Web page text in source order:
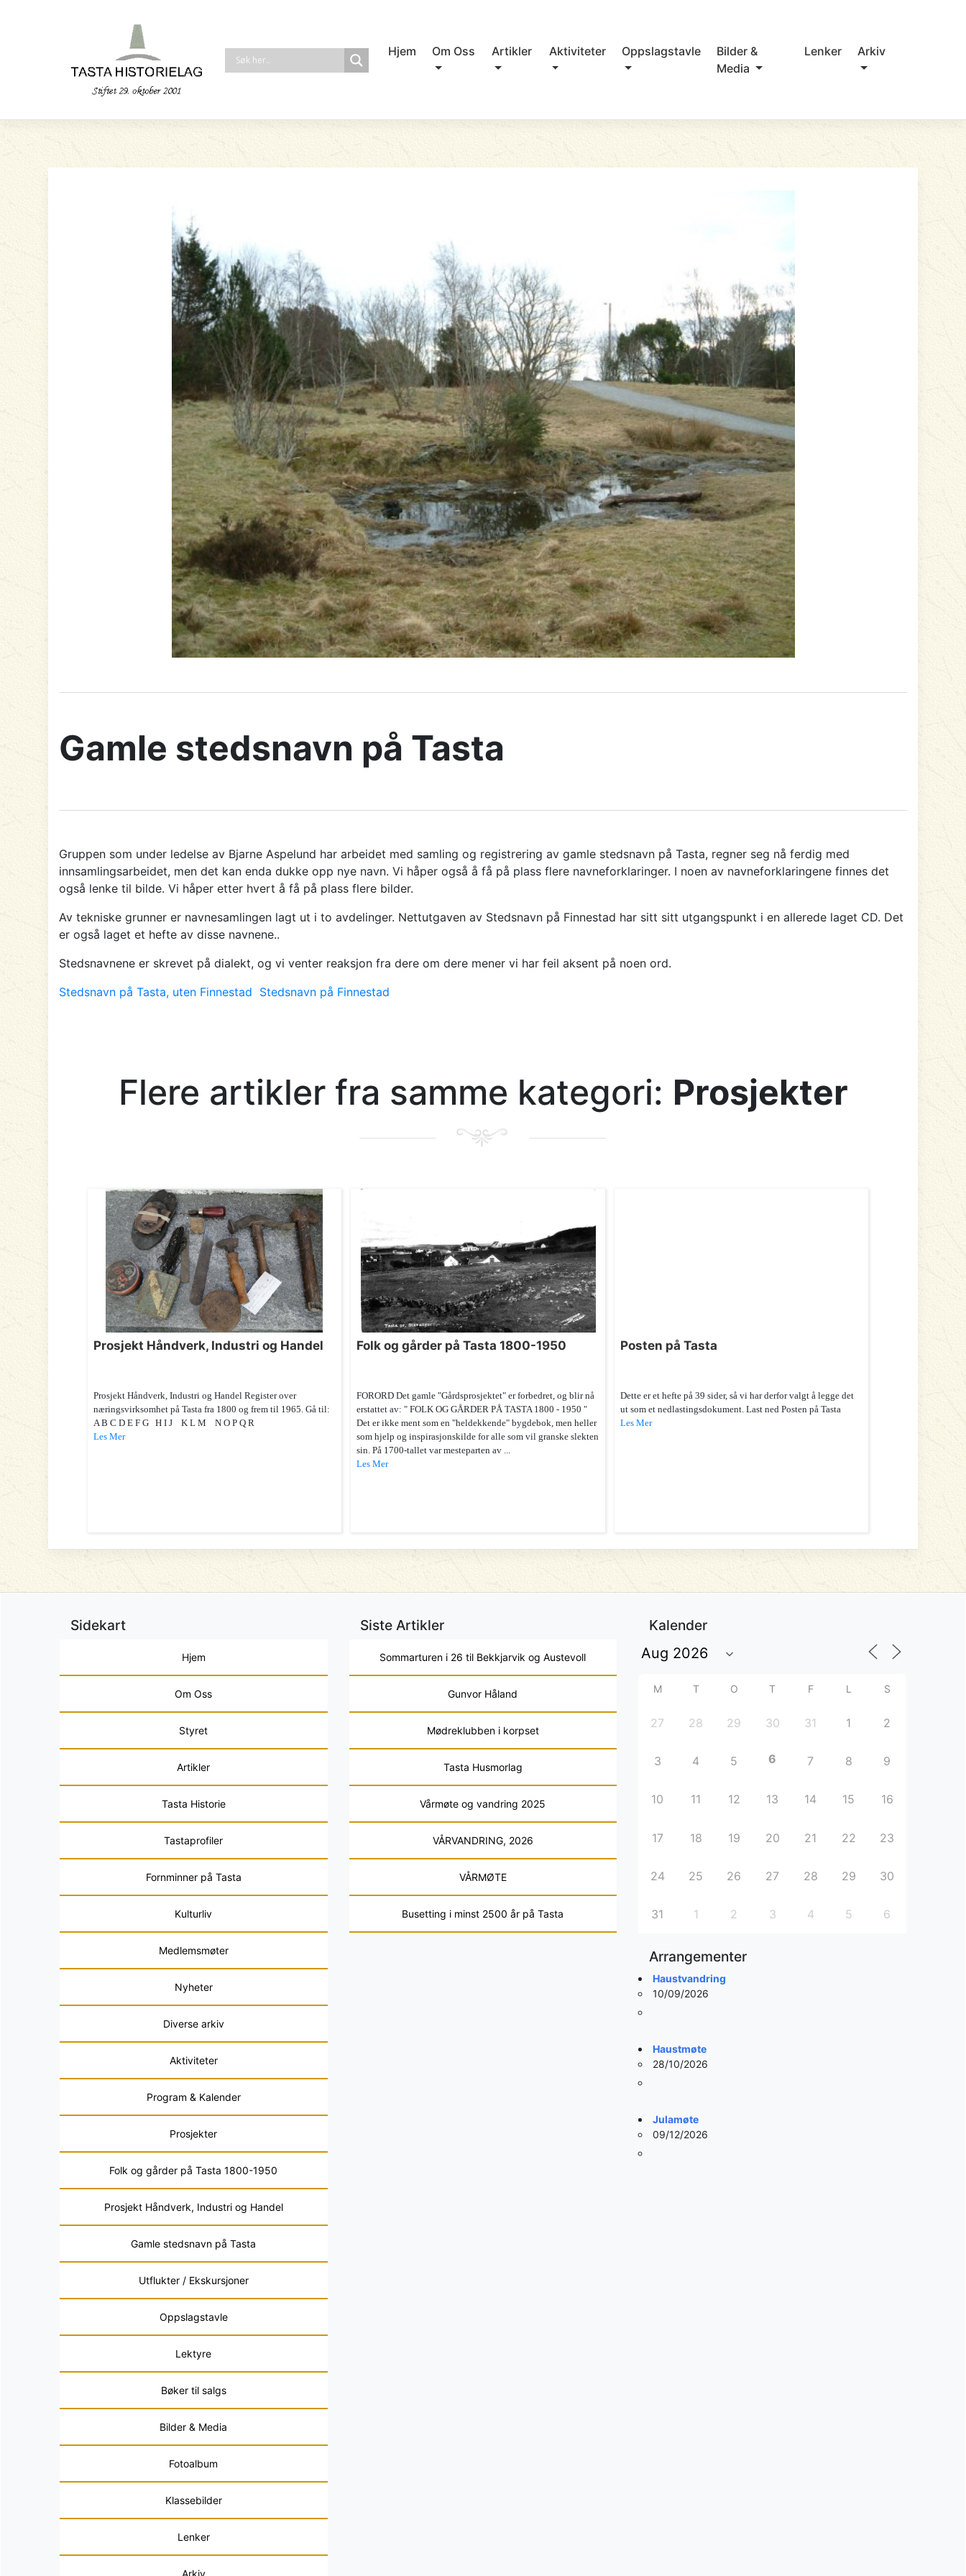
Hjem Om Oss Artikler Aktiviteter Oppslagstavle
Bilder &
Media
Lenker Arkiv
Gamle stedsnavn på Tasta
Gruppen som under ledelse av Bjarne Aspelund har arbeidet med samling og registrering av gamle stedsnavn på Tasta, regner seg nå ferdig med
innsamlingsarbeidet, men det kan enda dukke opp nye navn. Vi håper også å få på plass flere navneforklaringer. I noen av navneforklaringene finnes det
også lenke til bilde. Vi håper etter hvert å få på plass flere bilder.
Av tekniske grunner er navnesamlingen lagt ut i to avdelinger. Nettutgaven av Stedsnavn på Finnestad har sitt sitt utgangspunkt i en allerede laget CD. Det
er også laget et hefte av disse navnene..
Stedsnavnene er skrevet på dialekt, og vi venter reaksjon fra dere om dere mener vi har feil aksent på noen ord.
Stedsnavn på Tasta, uten Finnestad Stedsnavn på Finnestad
Flere artikler fra samme kategori: Prosjekter
Prosjekt Håndverk, Industri og Handel
Prosjekt Håndverk, Industri og Handel Register over
næringsvirksomhet på Tasta fra 1800 og frem til 1965. Gå til:
A B C D E F G H I J K L M N O P Q R
Les Mer
Folk og gårder på Tasta 1800-1950
FORORD Det gamle "Gårdsprosjektet" er forbedret, og blir nå
erstattet av: " FOLK OG GÅRDER PÅ TASTA 1800 - 1950 "
Det er ikke ment som en "heldekkende" bygdebok, men heller
som hjelp og inspirasjonskilde for alle som vil granske slekten
sin. På 1700-tallet var mesteparten av ...
Les Mer
Posten på Tasta
Dette er et hefte på 39 sider, så vi har derfor valgt å legge det
ut som et nedlastingsdokument. Last ned Posten på Tasta
Les Mer
Sidekart
Hjem
Om Oss
Styret
Artikler
Tasta Historie
Tastaprofiler
Fornminner på Tasta
Kulturliv
Medlemsmøter
Nyheter
Diverse arkiv
Aktiviteter
Program & Kalender
Prosjekter
Folk og gårder på Tasta 1800-1950
Prosjekt Håndverk, Industri og Handel
Gamle stedsnavn på Tasta
Utflukter / Ekskursjoner
Oppslagstavle
Lektyre
Bøker til salgs
Bilder & Media
Fotoalbum
Klassebilder
Lenker
Siste Artikler
Sommarturen i 26 til Bekkjarvik og Austevoll
Gunvor Håland
Mødreklubben i korpset
Tasta Husmorlag
Vårmøte og vandring 2025
VÅRVANDRING, 2026
VÅRMØTE
Busetting i minst 2500 år på Tasta
Kalender
M T O T F L S
27 28 29 30 31 1 2
3 4 5 6 7 8 9
10 11 12 13 14 15 16
17 18 19 20 21 22 23
24 25 26 27 28 29 30
31 1 2 3 4 5 6
Arrangementer
Haustvandring
10/09/2026
Haustmøte
28/10/2026
Julamøte
09/12/2026